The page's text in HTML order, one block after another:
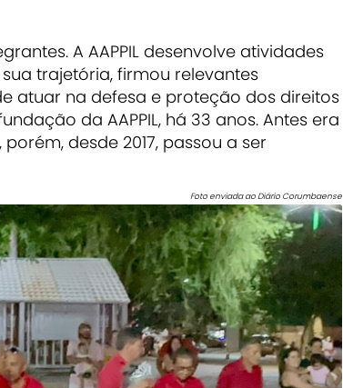
A AAPPIL desenvolve atividades
trajetória, firmou relevantes
atuar na defesa e proteção dos direitos
da AAPPIL, há 33 anos. Antes era
desde 2017, passou a ser
Foto enviada ao Diário Corumbaense